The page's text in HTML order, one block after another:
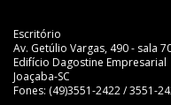
Escritório
Av. Getúlio Vargas, 490 - sala
Edifício Dagostine Empresarial
Joaçaba-SC
Fones: (49)3551-2422 / 3551-